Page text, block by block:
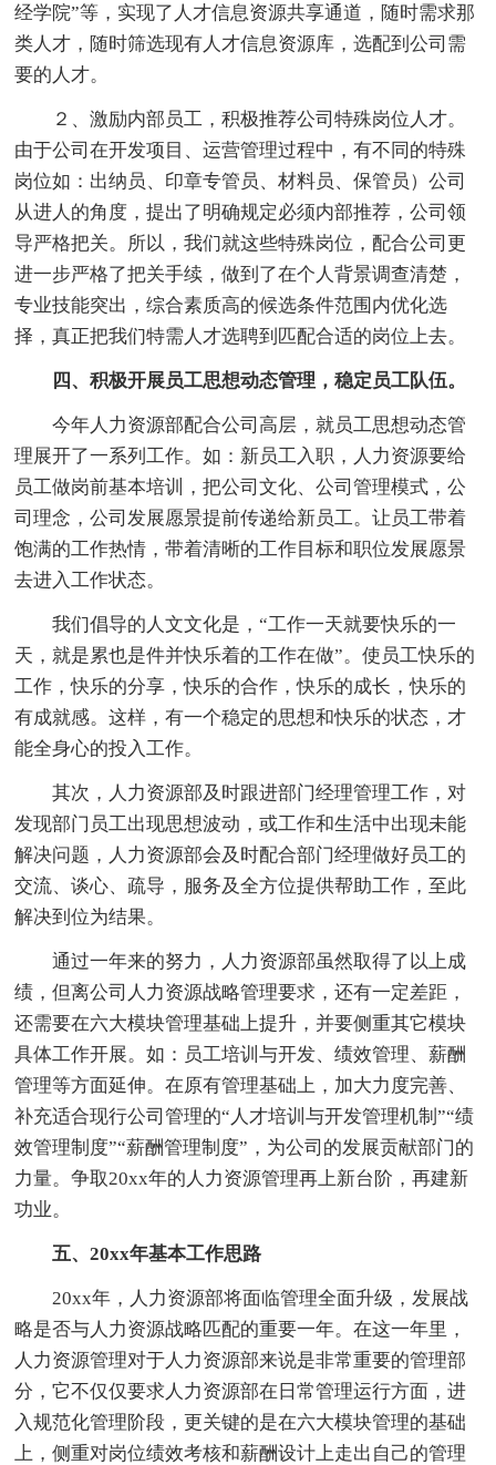
经学院”等，实现了人才信息资源共享通道，随时需求那
类人才，随时筛选现有人才信息资源库，选配到公司需
要的人才。
２、激励内部员工，积极推荐公司特殊岗位人才。
由于公司在开发项目、运营管理过程中，有不同的特殊
岗位如：出纳员、印章专管员、材料员、保管员）公司
从进人的角度，提出了明确规定必须内部推荐，公司领
导严格把关。所以，我们就这些特殊岗位，配合公司更
进一步严格了把关手续，做到了在个人背景调查清楚，
专业技能突出，综合素质高的候选条件范围内优化选
择，真正把我们特需人才选聘到匹配合适的岗位上去。
四、积极开展员工思想动态管理，稳定员工队伍。
今年人力资源部配合公司高层，就员工思想动态管
理展开了一系列工作。如：新员工入职，人力资源要给
员工做岗前基本培训，把公司文化、公司管理模式，公
司理念，公司发展愿景提前传递给新员工。让员工带着
饱满的工作热情，带着清晰的工作目标和职位发展愿景
去进入工作状态。
我们倡导的人文文化是，“工作一天就要快乐的一
天，就是累也是件并快乐着的工作在做”。使员工快乐的
工作，快乐的分享，快乐的合作，快乐的成长，快乐的
有成就感。这样，有一个稳定的思想和快乐的状态，才
能全身心的投入工作。
其次，人力资源部及时跟进部门经理管理工作，对
发现部门员工出现思想波动，或工作和生活中出现未能
解决问题，人力资源部会及时配合部门经理做好员工的
交流、谈心、疏导，服务及全方位提供帮助工作，至此
解决到位为结果。
通过一年来的努力，人力资源部虽然取得了以上成
绩，但离公司人力资源战略管理要求，还有一定差距，
还需要在六大模块管理基础上提升，并要侧重其它模块
具体工作开展。如：员工培训与开发、绩效管理、薪酬
管理等方面延伸。在原有管理基础上，加大力度完善、
补充适合现行公司管理的“人才培训与开发管理机制”“绩
效管理制度”“薪酬管理制度”，为公司的发展贡献部门的
力量。争取20xx年的人力资源管理再上新台阶，再建新
功业。
五、20xx年基本工作思路
20xx年，人力资源部将面临管理全面升级，发展战
略是否与人力资源战略匹配的重要一年。在这一年里，
人力资源管理对于人力资源部来说是非常重要的管理部
分，它不仅仅要求人力资源部在日常管理运行方面，进
入规范化管理阶段，更关键的是在六大模块管理的基础
上，侧重对岗位绩效考核和薪酬设计上走出自己的管理